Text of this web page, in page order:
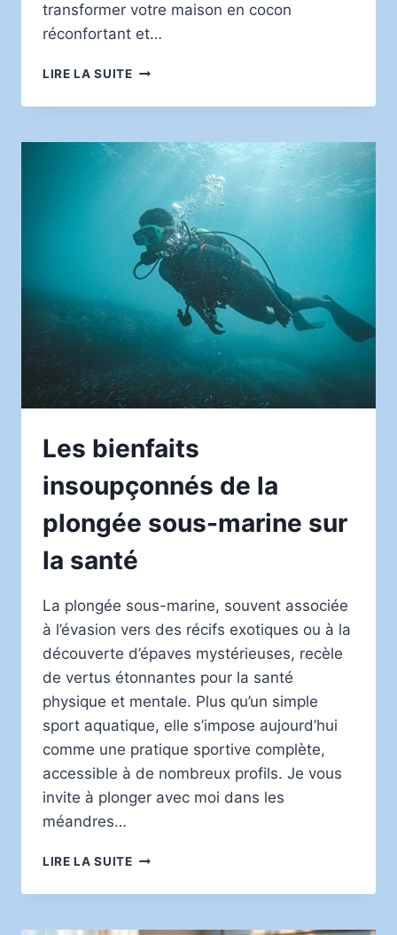
transformer votre maison en cocon
réconfortant et…
LIRE LA SUITELES
DE
DÉCORATION
INTÉRIEURE
BIEN-
ÊTRE
MENTAL
Les bienfaits
insoupçonnés de la
plongée sous-marine sur
la santé
La plongée sous-marine, souvent associée
à l’évasion vers des récifs exotiques ou à la
découverte d’épaves mystérieuses, recèle
de vertus étonnantes pour la santé
physique et mentale. Plus qu’un simple
sport aquatique, elle s’impose aujourd’hui
comme une pratique sportive complète,
accessible à de nombreux profils. Je vous
invite à plonger avec moi dans les
méandres…
LIRE LA SUITELES
INSOUPÇONNÉS
LA